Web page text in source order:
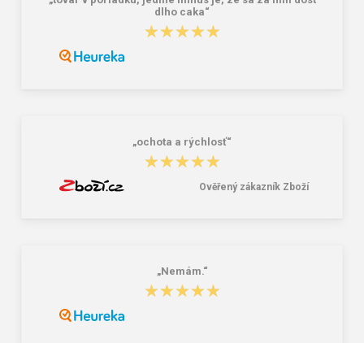
Granite 5 21747-19 Sluneční brýle
dlho caka“
★★★★★
★★★★★
„ochota a rýchlosť“
★★★★★
★★★★★
Ověřený zákazník Zboží
„Nemám.“
★★★★★
★★★★★